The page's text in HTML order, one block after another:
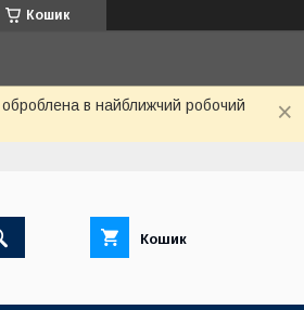
Кошик
в найближчий робочий
Кошик